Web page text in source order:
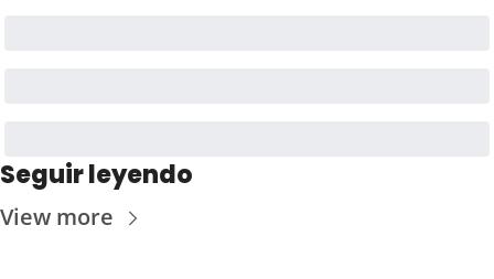
Seguir leyendo
View more